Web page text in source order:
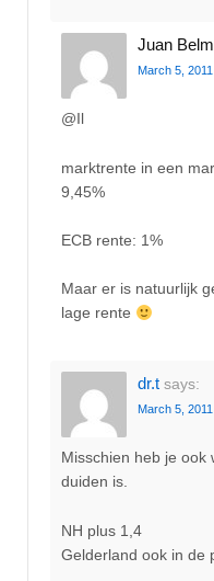
Juan
March 5,
@Il
marktrente in een
9,45%
ECB rente: 1%
Maar er is natuurlijk
lage rente
dr.t says:
March 5,
Misschien heb je ook
duiden is.
NH plus 1,4
Gelderland ook in de